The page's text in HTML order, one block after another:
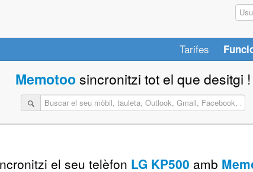
Tarifes
Memotoo sincronitzi tot el que desitgi !
el seu telèfon LG KP500 amb